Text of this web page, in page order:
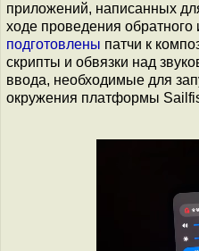
приложений, написанных
ходе проведения
подготовлены патчи к
скрипты и обвязки над
ввода, необходимые для
окружения платформы